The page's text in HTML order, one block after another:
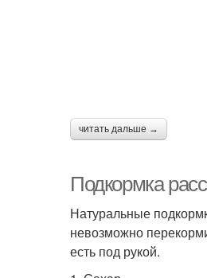
читать дальше →
Подкормка
Натуральные
невозможно
есть под рукой.